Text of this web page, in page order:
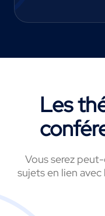
Les
Vous serez
sujets en lien